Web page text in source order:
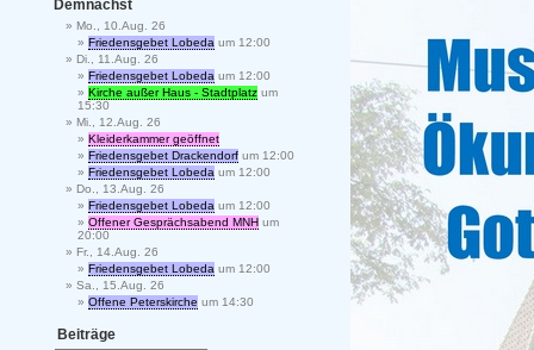
Demnächst
Mo., 10.Aug. 26
Friedensgebet Lobeda um 12:00
Di., 11.Aug. 26
Friedensgebet Lobeda um 12:00
Kirche außer Haus - Stadtplatz um
15:30
Mi., 12.Aug. 26
Kleiderkammer geöffnet
Friedensgebet Drackendorf um 12:00
Friedensgebet Lobeda um 12:00
Do., 13.Aug. 26
Friedensgebet Lobeda um 12:00
Offener Gesprächsabend MNH um
20:00
Fr., 14.Aug. 26
Friedensgebet Lobeda um 12:00
Sa., 15.Aug. 26
Offene Peterskirche um 14:30
Beiträge